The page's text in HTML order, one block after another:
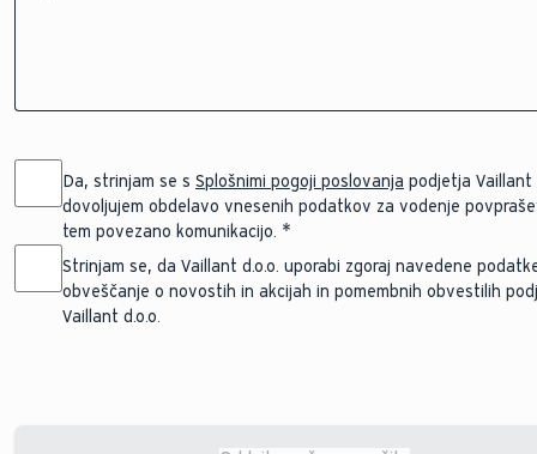
Da, strinjam se s Splošnimi pogoji poslovanja podjetja Vaillant
dovoljujem obdelavo vnesenih podatkov za vodenje
tem povezano komunikacijo.
Strinjam se, da Vaillant d.o.o. uporabi zgoraj navedene
obveščanje o novostih in akcijah in pomembnih obvestilih
Vaillant d.o.o.